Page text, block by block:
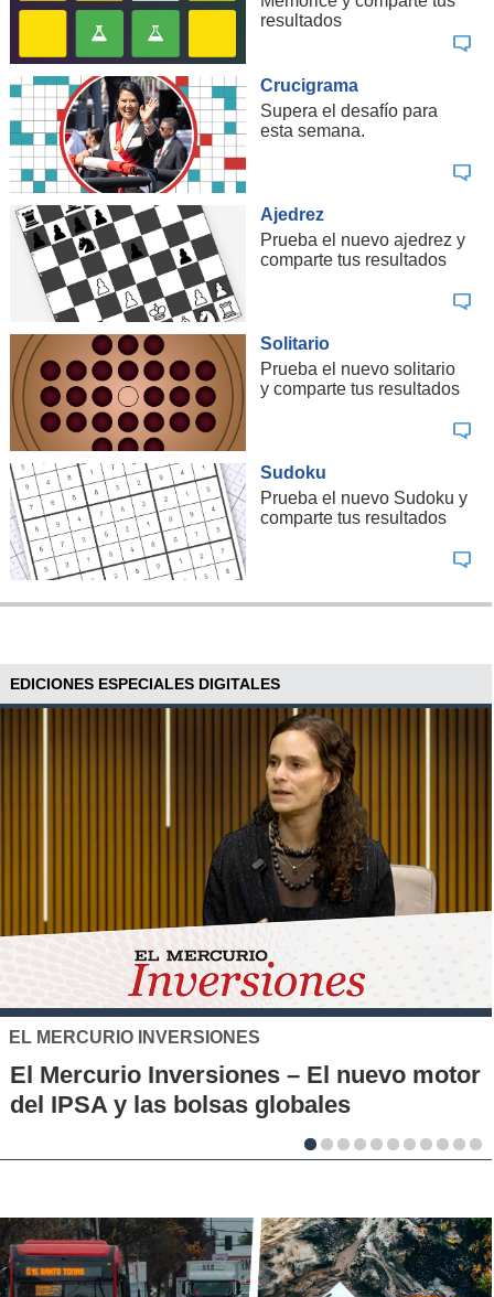
resultados
Crucigrama
Supera el desafío para
esta semana.
Ajedrez
Prueba el nuevo ajedrez y
comparte tus resultados
Solitario
Prueba el nuevo solitario
y comparte tus resultados
Sudoku
Prueba el nuevo Sudoku y
comparte tus resultados
EDICIONES ESPECIALES DIGITALES
motor
SANTO TOMÁS
IP-CFT Santo Tomás y Red
Municipales firman alianza
la innovación en los